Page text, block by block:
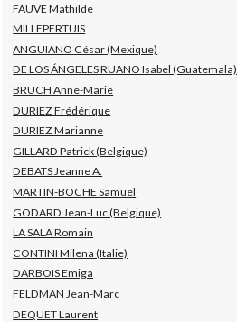
FAUVE Mathilde
MILLEPERTUIS
ANGUIANO César (Mexique)
DE LOS ÁNGELES RUANO Isabel (Guatemala)
BRUCH Anne-Marie
DURIEZ Frédérique
DURIEZ Marianne
GILLARD Patrick (Belgique)
DEBATS Jeanne A.
MARTIN-BOCHE Samuel
GODARD Jean-Luc (Belgique)
LA SALA Romain
CONTINI Milena (Italie)
DARBOIS Emiga
FELDMAN Jean-Marc
DEQUET Laurent